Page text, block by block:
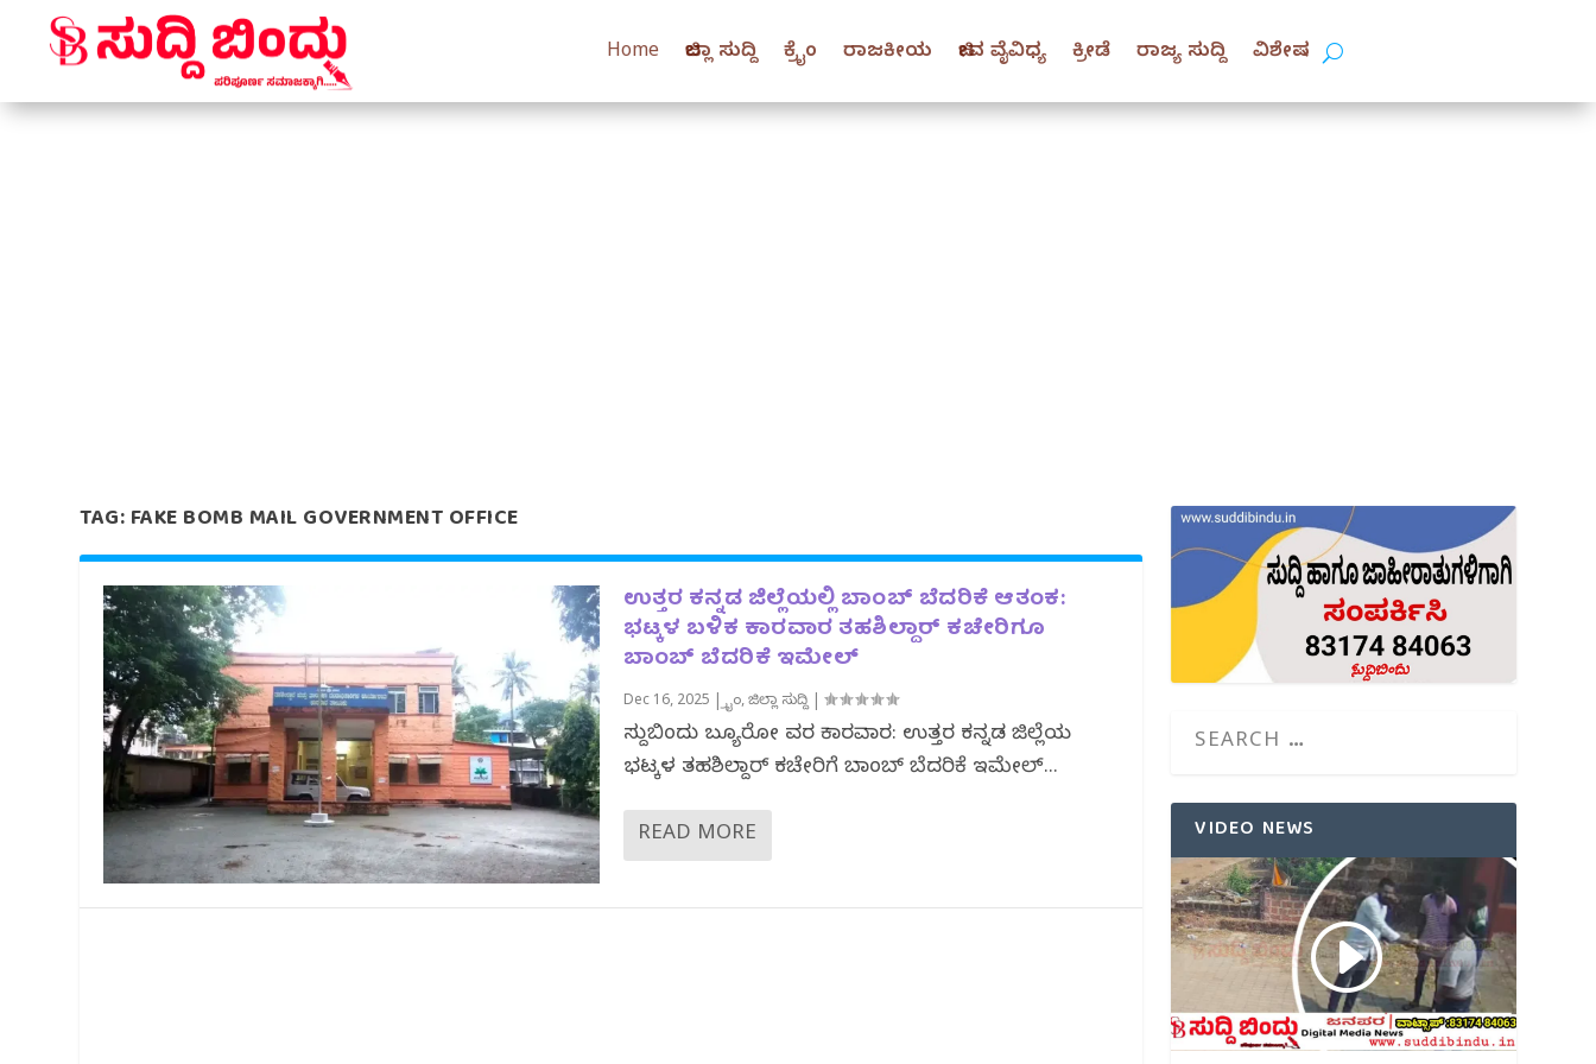
Home ಜಿಲ್ಲಾ ಸುದ್ದಿ ಕ್ರೈಂ ರಾಜಕೀಯ ಜೀವ ವೈವಿಧ್ಯ ಕ್ರೀಡೆ ರಾಜ್ಯ ಸುದ್ದಿ ವಿಶೇಷ
TAG:FAKE BOMB MAIL GOVERNMENT OFFICE
ಉತ್ತರ ಕನ್ನಡ ಜಿಲ್ಲೆಯಲ್ಲಿ ಬಾಂಬ್ ಬೆದರಿಕೆ ಆತಂಕ:
ಭಟ್ಕಳ ಬಳಿಕ ಕಾರವಾರ ತಹಶಿಲ್ದಾರ್ ಕಚೇರಿಗೂ
ಬಾಂಬ್ ಬೆದರಿಕೆ ಇಮೇಲ್
Dec 16, 2025 |ಕ್ರೈಂ,ಜಿಲ್ಲಾ ಸುದ್ದಿ|
ಸುದ್ದಿಬಿಂದು ಬ್ಯೂರೋ ವರದಿ ಕಾರವಾರ: ಉತ್ತರ ಕನ್ನಡ ಜಿಲ್ಲೆಯ
ಭಟ್ಕಳ ತಹಶಿಲ್ದಾರ್ ಕಚೇರಿಗೆ ಬಾಂಬ್ ಬೆದರಿಕೆ ಇಮೇಲ್...
READ MORE VIDEO NEWS